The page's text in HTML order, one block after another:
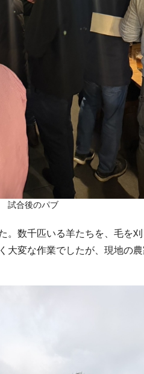
試合後のパブ
数千匹いる羊たちを、毛を
変な作業でしたが、現地の